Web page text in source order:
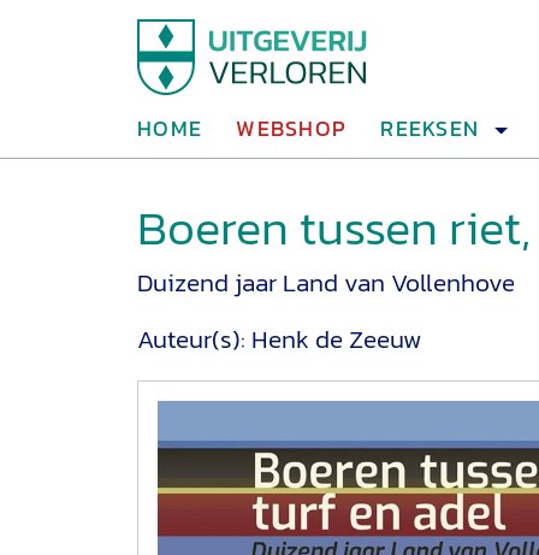
HOME WEBSHOP REEKSEN
Boeren tussen
Duizend jaar Land van Vollenhove
Auteur(s): Henk de Zeeuw